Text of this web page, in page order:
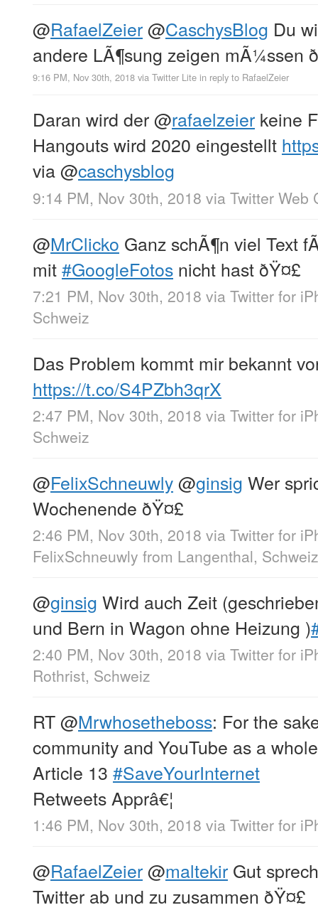
@RafaelZeier@CaschysBlog Du
andere LÃ¶sung zeigen mÃ¼ssen
9:16 PM, Nov 30th, 2018 via Twitter Lite in reply to RafaelZeier
Daran wird der@rafaelzeier keine
Hangouts wird 2020 eingestellt
via@caschysblog
9:14 PM, Nov 30th, 2018 via Twitter Web
@MrClicko Ganz schÃ¶n viel Text
mit#GoogleFotos nicht hast ðŸ¤£
7:21 PM, Nov 30th, 2018 via Twitter for
Schweiz
Das Problem kommt mir bekannt
https://t.co/S4PZbh3qrX
2:47 PM, Nov 30th, 2018 via Twitter for
Schweiz
@FelixSchneuwly@ginsig Wer
Wochenende ðŸ¤£
2:46 PM, Nov 30th, 2018 via Twitter for
FelixSchneuwly from Langenthal, Schweiz
@ginsig Wird auch Zeit
und Bern in Wagon ohne Heizung )
2:40 PM, Nov 30th, 2018 via Twitter for
Rothrist, Schweiz
RT@Mrwhosetheboss: For the
community and YouTube as a
Article 13 #SaveYourInternet
Retweets Apprâ€¦
1:46 PM, Nov 30th, 2018 via Twitter for
@RafaelZeier@maltekir Gut
Twitter ab und zu zusammen ðŸ¤£